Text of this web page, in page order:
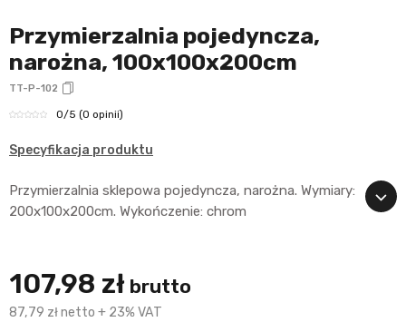
Przymierzalnia pojedyncza,
narożna, 100x100x200cm
TT-P-102
0/5 (0 opinii)
Specyfikacja produktu
Przymierzalnia sklepowa pojedyncza, narożna. Wymiary:
200x100x200cm. Wykończenie: chrom
107,98 zł brutto
87,79 zł netto + 23% VAT